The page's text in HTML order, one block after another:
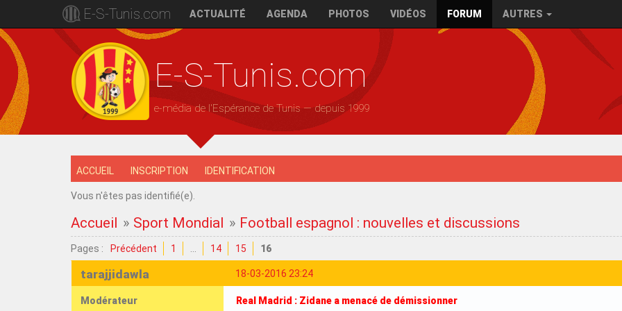
E-S-Tunis.com ACTUALITÉ AGENDA PHOTOS VIDÉOS FORUM AUTRES
E-S-Tunis.com
e-média de l'Espérance de Tunis — depuis 1999
ACCUEIL INSCRIPTION IDENTIFICATION
Vous n'êtes pas identifié(e).
Accueil » Sport Mondial » Football espagnol : nouvelles et discussions
Pages : Précédent 1 14 15 16
18-03-2016 23:24
tarajjidawla
Modérateur Real Madrid : Zidane a menacé de démissionner